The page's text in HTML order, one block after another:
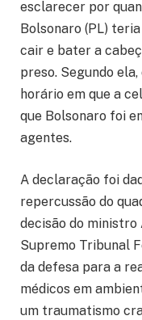
esclarecer por
Bolsonaro (PL)
cair e bater a
preso. Segundo
horário em que a
que Bolsonaro foi
agentes.
A declaração foi
repercussão do
decisão do ministro
Supremo Tribunal
da defesa para a
médicos em
um traumatismo